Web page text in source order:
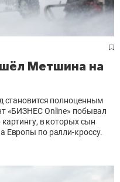
Метшина на
становится полноценным
«БИЗНЕС Online» побывал
в которых сын
Европы по ралли-кроссу.